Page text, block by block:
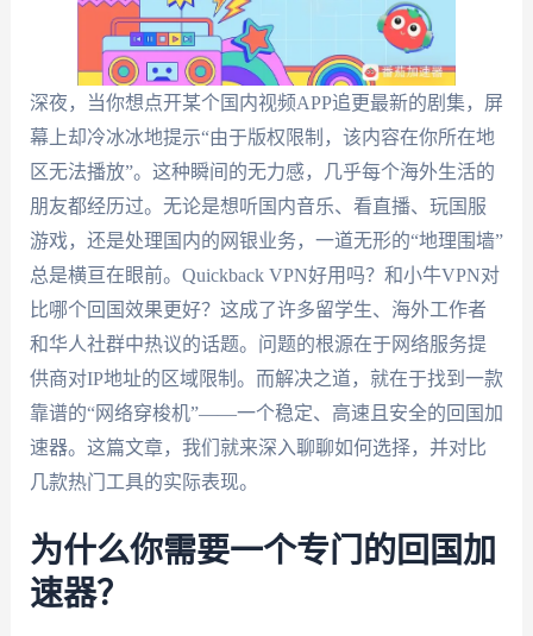
深夜，当你想点开某个国内视频APP追更最新的剧集，屏
幕上却冷冰冰地提示“由于版权限制，该内容在你所在地
区无法播放”。这种瞬间的无力感，几乎每个海外生活的
朋友都经历过。无论是想听国内音乐、看直播、玩国服
游戏，还是处理国内的网银业务，一道无形的“地理围墙”
总是横亘在眼前。Quickback VPN好用吗？和小牛VPN对
比哪个回国效果更好？这成了许多留学生、海外工作者
和华人社群中热议的话题。问题的根源在于网络服务提
供商对IP地址的区域限制。而解决之道，就在于找到一款
靠谱的“网络穿梭机”——一个稳定、高速且安全的回国加
速器。这篇文章，我们就来深入聊聊如何选择，并对比
几款热门工具的实际表现。
为什么你需要一个专门的回国加
速器？